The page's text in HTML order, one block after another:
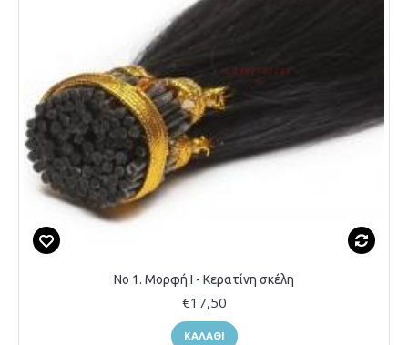
Νο 1. Μορφή Ι - Κερατίνη σκέλη
€17,50
ΚΑΛΆΘΙ